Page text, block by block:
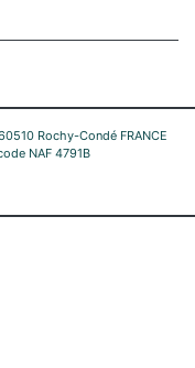
Rochy-Condé FRANCE
NAF 4791B